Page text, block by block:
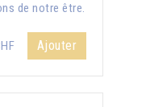
de notre être.
Ajouter